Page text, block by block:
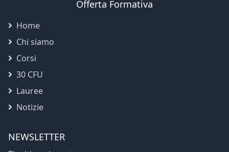
Offerta Formativa
Home
Chi siamo
Corsi
30 CFU
Lauree
Notizie
NEWSLETTER